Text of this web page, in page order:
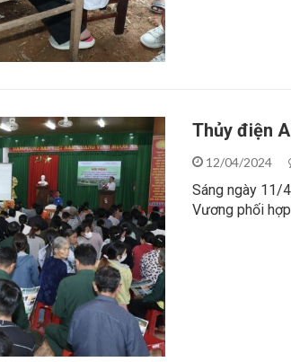
Thủy điện
12/04/2024
Sáng ngày 11/
Vương phối